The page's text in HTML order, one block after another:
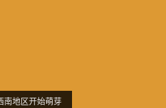
南地区开始萌芽